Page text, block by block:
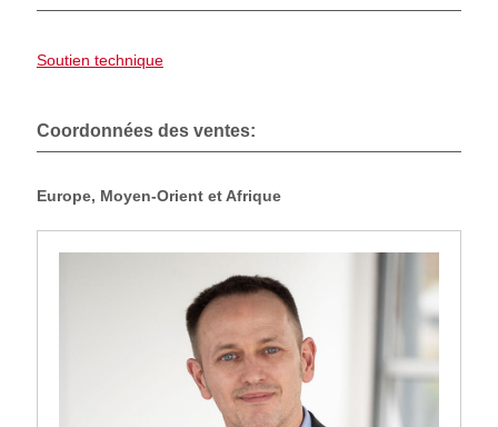
Soutien technique
Coordonnées des ventes:
Europe, Moyen-Orient et Afrique